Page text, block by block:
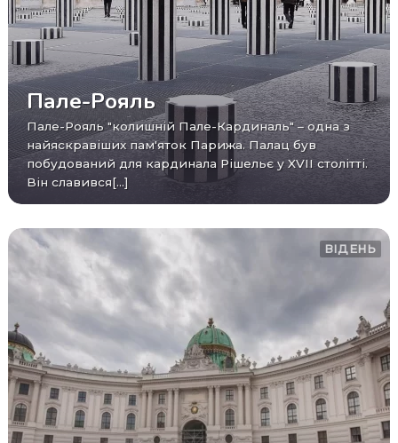
Пале-Рояль
Пале-Рояль "колишній Пале-Кардиналь" – одна з
найяскравіших пам'яток Парижа. Палац був
побудований для кардинала Рішельє у XVII столітті.
Він славився[...]
ВІДЕНЬ